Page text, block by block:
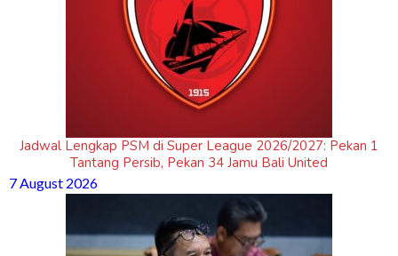
Jadwal Lengkap PSM di Super League 2026/2027: Pekan 1
Tantang Persib, Pekan 34 Jamu Bali United
7 August 2026